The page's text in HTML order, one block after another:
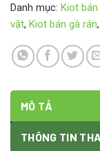
Danh mục: Kiot
vặt, Kiot bán gà rán,
MÔ TẢ
THÔNG TIN